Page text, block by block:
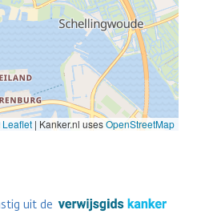
Leaflet | Kanker.nl usesOpenStreetMap
uit de